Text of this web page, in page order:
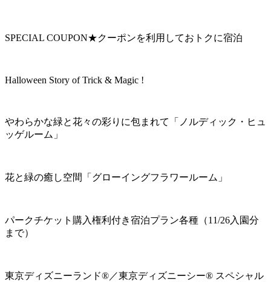
SPECIAL COUPON★クーポンを利用しておトクに宿泊
Halloween Story of Trick & Magic !
やわらかな緑と花々の彩りに包まれて「ノルディック・ヒュ
ッゲルーム」
花と緑の癒し空間「グローイングフラワールーム」
パークチケット購入権利付き宿泊プラン各種（11/26入園分
まで）
東京ディズニーランド®／東京ディズニーシー® スペシャル